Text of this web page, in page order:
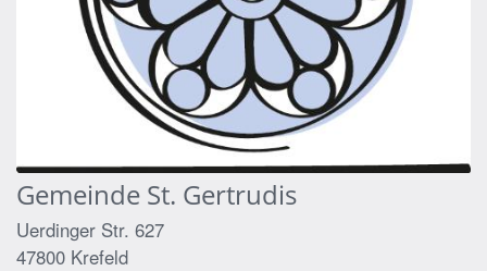
Gemeinde St. Gertrudis
Uerdinger Str. 627
47800 Krefeld